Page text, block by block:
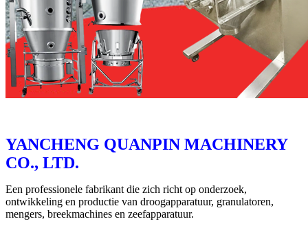
YANCHENG QUANPIN MACHINERY
CO., LTD.
Een professionele fabrikant die zich richt op onderzoek,
ontwikkeling en productie van droogapparatuur, granulatoren,
mengers, breekmachines en zeefapparatuur.